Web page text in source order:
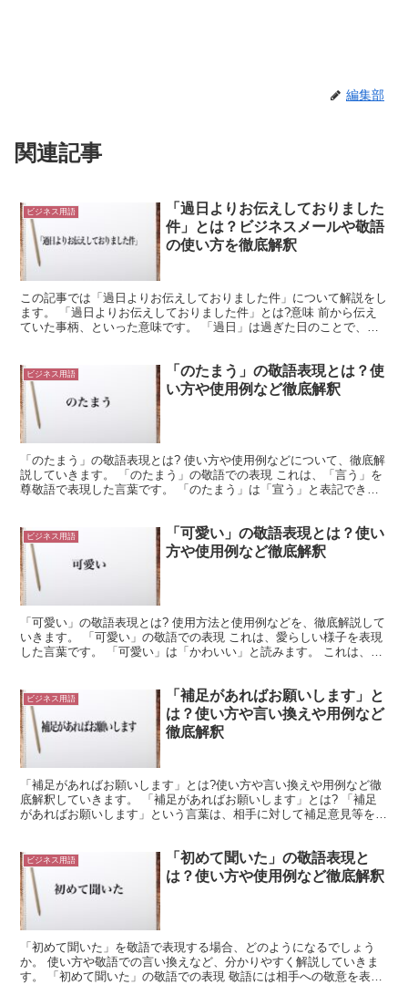
編集部
関連記事
ビジネス用語
「過日よりお伝えしておりました
件」とは？ビジネスメールや敬語
の使い方を徹底解釈
この記事では「過日よりお伝えしておりました件」について解説をし
ます。 「過日よりお伝えしておりました件」とは?意味 前から伝え
ていた事柄、といった意味です。 「過日」は過ぎた日のことで、先
ビジネス用語
「のたまう」の敬語表現とは？使
い方や使用例など徹底解釈
「のたまう」の敬語表現とは? 使い方や使用例などについて、徹底解
説していきます。 「のたまう」の敬語での表現 これは、「言う」を
尊敬語で表現した言葉です。 「のたまう」は「宣う」と表記できま
ビジネス用語
「可愛い」の敬語表現とは？使い
方や使用例など徹底解釈
「可愛い」の敬語表現とは? 使用方法と使用例などを、徹底解説して
いきます。 「可愛い」の敬語での表現 これは、愛らしい様子を表現
した言葉です。 「可愛い」は「かわいい」と読みます。 これは、様
ビジネス用語
「補足があればお願いします」と
は？使い方や言い換えや用例など
徹底解釈
「補足があればお願いします」とは?使い方や言い換えや用例など徹
底解釈していきます。 「補足があればお願いします」とは? 「補足
があればお願いします」という言葉は、相手に対して補足意見等を求
ビジネス用語
「初めて聞いた」の敬語表現と
は？使い方や使用例など徹底解釈
「初めて聞いた」を敬語で表現する場合、どのようになるでしょう
か。 使い方や敬語での言い換えなど、分かりやすく解説していきま
す。 「初めて聞いた」の敬語での表現 敬語には相手への敬意を表現